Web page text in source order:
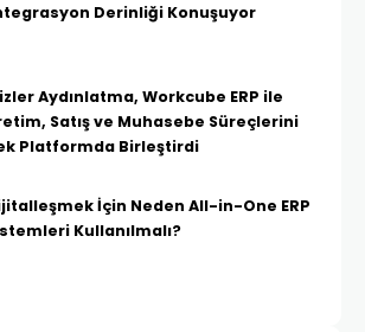
Derinliği Konuşuyor
Aydınlatma, Workcube ERP ile
Satış ve Muhasebe Süreçlerini
Platformda Birleştirdi
İçin Neden All-in-One ERP
Kullanılmalı?